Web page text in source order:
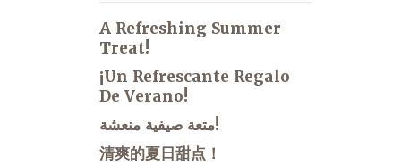
A Refreshing Summer
Treat!
¡Un Refrescante Regalo
De Verano!
متعة صيفية منعشة!
清爽的夏日甜点！